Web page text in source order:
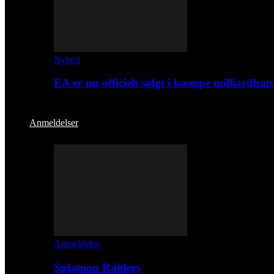
Nyhed
EA er nu officielt solgt i kæmpe
Anmeldelser
Anmeldelse
Splatoon Raiders